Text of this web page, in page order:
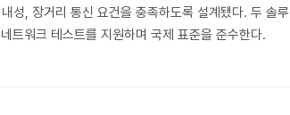
성, 장거리 통신 요건을 충족하도록 설계됐다. 두 솔
트워크 테스트를 지원하며 국제 표준을 준수한다.